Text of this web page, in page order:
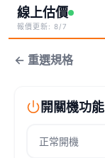
線上估價
報價更新: 8/7
← 重選規格
開關機功能
正常開機